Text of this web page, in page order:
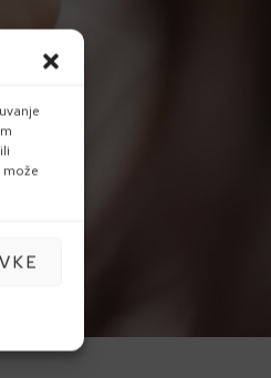
može